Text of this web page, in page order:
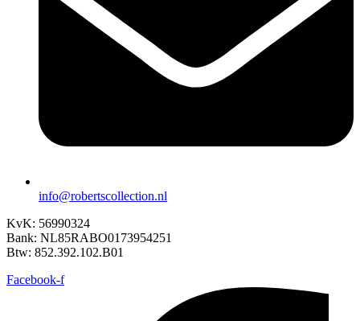
info@robertscollection.nl
KvK: 56990324
Bank: NL85RABO0173954251
Btw: 852.392.102.B01
Facebook-f